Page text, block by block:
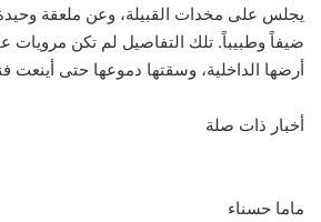
يجلس على مخدات القبيلة، وعن ملعقة وحيدة
ضيفاً وطبيباً. تلك التفاصيل لم تكن مرويات
أرضها الداخلية، وسقتها دموعها حتى أينعت
أخبار ذات صلة
ماما حسناء